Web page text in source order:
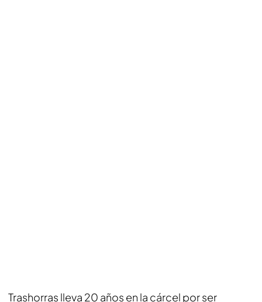
Trashorras lleva 20 años en la cárcel por ser